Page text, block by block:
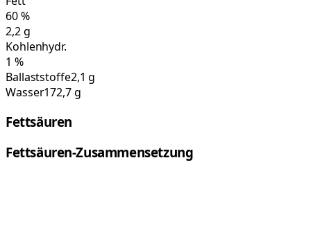
60%
2,2g
Kohlenhydr.
1 %
Ballaststoffe2,1 g
Wasser172,7 g
Fettsäuren
Fettsäuren-Zusammensetzung